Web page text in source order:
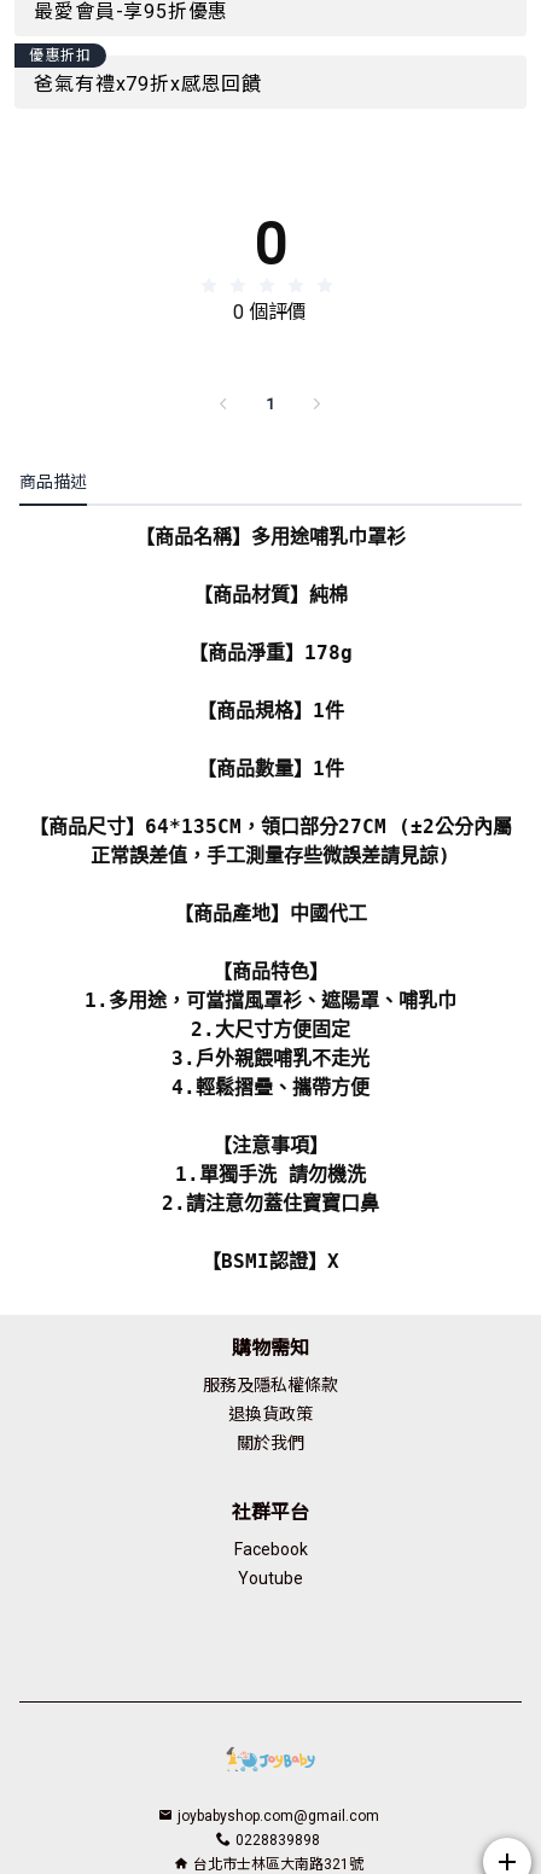
最愛會員-享95折優惠
優惠折扣
爸氣有禮x79折x感恩回饋
0
0 個評價
1
商品描述
【商品名稱】多用途哺乳巾罩衫
【商品材質】純棉
【商品淨重】178g
【商品規格】1件
【商品數量】1件
【商品尺寸】64*135CM，領口部分27CM (±2公分內屬
正常誤差值，手工測量存些微誤差請見諒)
【商品產地】中國代工
【商品特色】
1.多用途，可當擋風罩衫、遮陽罩、哺乳巾
2.大尺寸方便固定
3.戶外親餵哺乳不走光
4.輕鬆摺疊、攜帶方便
【注意事項】
1.單獨手洗 請勿機洗
2.請注意勿蓋住寶寶口鼻
【BSMI認證】X
購物需知
服務及隱私權條款
退換貨政策
關於我們
社群平台
Facebook
Youtube
joybabyshop.com@gmail.com
0228839898
台北市士林區大南路321號
add